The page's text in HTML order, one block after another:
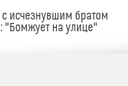
с исчезнувшим братом
"Бомжует на улице"